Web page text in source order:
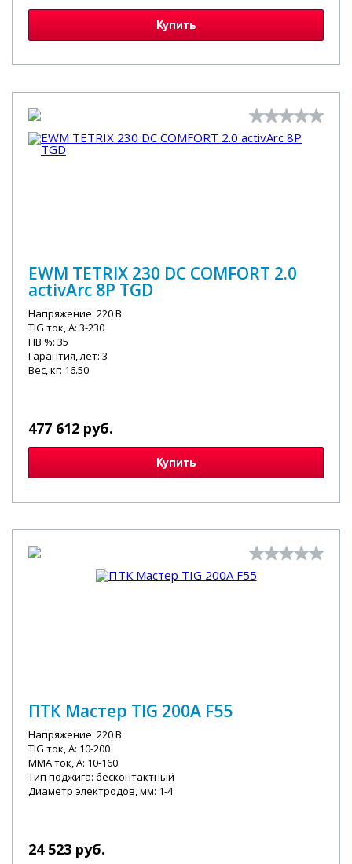
Купить
EWM TETRIX 230 DC COMFORT 2.0
activArc 8P TGD
Напряжение: 220 В
TIG ток, А: 3-230
ПВ %: 35
Гарантия, лет: 3
Вес, кг: 16.50
477 612 руб.
Купить
ПТК Мастер TIG 200A F55
Напряжение: 220 В
TIG ток, А: 10-200
MMA ток, А: 10-160
Тип поджига: бесконтактный
Диаметр электродов, мм: 1-4
24 523 руб.